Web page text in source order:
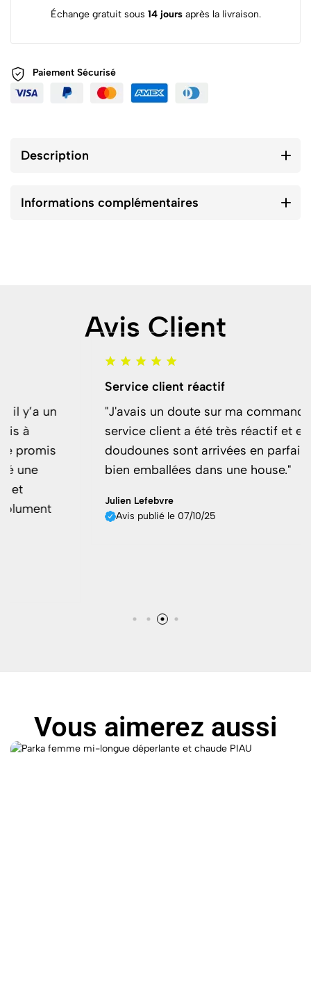
Échange gratuit sous 14 joursaprès la livraison.
Paiement Sécurisé
Description
Informations complémentaires
Avis Client
Service client réactif
"J'avais un doute sur ma commande et le
service client a été très réactif et efficace. Les
doudounes sont arrivées en parfait état et
bien emballées dans une house."
Avis publié le 07/10/25
Vous aimerez aussi